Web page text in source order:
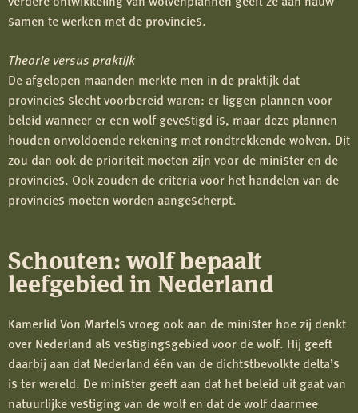
samen te werken met de provincies.
Theorie versus praktijk
De afgelopen maanden merkte men in de praktijk dat
provincies slecht voorbereid waren: er liggen plannen voor
beleid wanneer er een wolf gevestigd is, maar deze plannen
houden onvoldoende rekening met rondtrekkende wolven. Dit
zou dan ook de prioriteit moeten zijn voor de minister en de
provincies. Ook zouden de criteria voor het handelen van de
provincies moeten worden aangescherpt.
Schouten: wolf bepaalt
leefgebied in Nederland
Kamerlid Von Martels vroeg ook aan de minister hoe zij denkt
over Nederland als vestigingsgebied voor de wolf. Hij geeft
daarbij aan dat Nederland één van de dichtstbevolkte delta’s
is ter wereld. De minister geeft aan dat het beleid uit gaat van
natuurlijke vestiging van de wolf en dat de wolf daarmee